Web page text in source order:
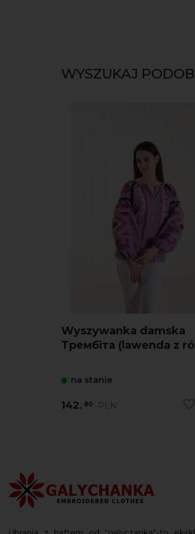
WYSZUKAJ
Wyszywanka damska
Трембіта (lawenda z
na stanie
142. 80 PLN
Ubrania z haftem od "galyczanka"-to